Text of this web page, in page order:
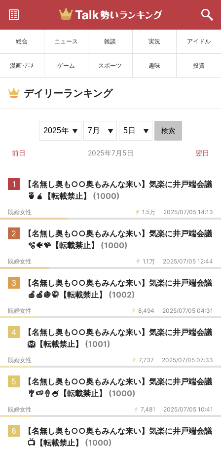
総合 ニュース 雑談 実況 アイドル
漫画･ｱﾆﾒ ゲーム スポーツ 趣味 投資
サイトを更新
デイリーランキング
検索
前日 2025年7月5日 翌日
1
【名無し奥も○○奥もみんな来い】気楽に井戸端会議
🍵🧉【転載禁止】 (1000)
1.5万 2025/07/05 14:13
既婚女性
2
【名無し奥も○○奥もみんな来い】気楽に井戸端会議
🫧🐠🪸【転載禁止】 (1000)
1.1万 2025/07/05 12:44
既婚女性
3
【名無し奥も○○奥もみんな来い】気楽に井戸端会議
🍎🍏🍇🥋【転載禁止】 (1002)
8,494 2025/07/05 04:31
既婚女性
4
【名無し奥も○○奥もみんな来い】気楽に井戸端会議
🦁【転載禁止】 (1001)
7,737 2025/07/05 07:33
既婚女性
5
【名無し奥も○○奥もみんな来い】気楽に井戸端会議
🎐🍉🍦🍧【転載禁止】 (1000)
7,481 2025/07/05 10:41
既婚女性
6
【名無し奥も○○奥もみんな来い】気楽に井戸端会議
📺【転載禁止】 (1000)